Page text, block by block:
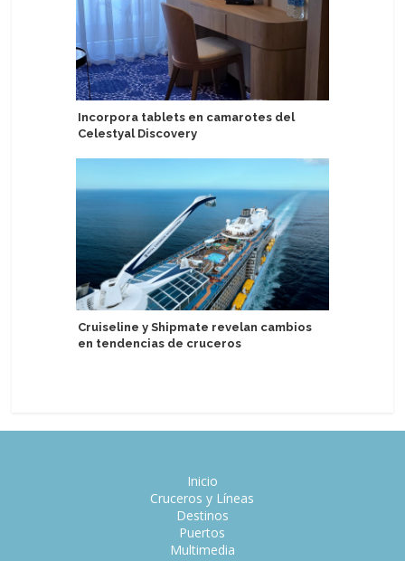
Incorpora tablets en camarotes del
Celestyal Discovery
Cruiseline y Shipmate revelan cambios
en tendencias de cruceros
Inicio
Cruceros y Líneas
Destinos
Puertos
Multimedia